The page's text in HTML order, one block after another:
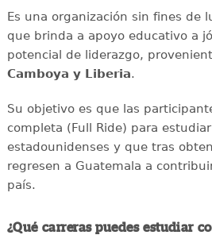
Es una organización sin fines de
que brinda a apoyo educativo a
potencial de liderazgo,
Camboya y Liberia.
Su objetivo es que las
completa (Full Ride) para
estadounidenses y que tras
regresen a Guatemala a
país.
¿Qué carreras puedes estudiar